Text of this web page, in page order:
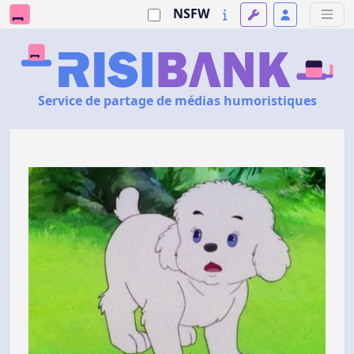
NSFW
Service de partage de médias humoristiques